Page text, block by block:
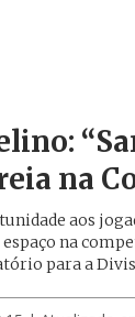
na
aos
na
para a